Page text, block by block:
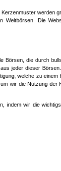
werden
Weltbörsen. Die
Börsen, die durch
jeder dieser
welche zu einem
wir die Nutzung der
indem wir die